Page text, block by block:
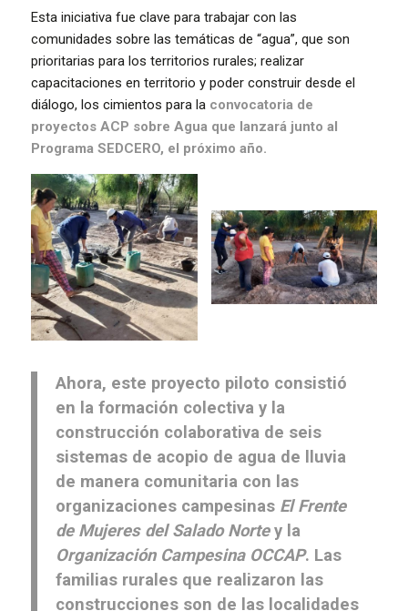
Esta iniciativa fue clave para trabajar con las
comunidades sobre las temáticas de “agua”, que son
prioritarias para los territorios rurales; realizar
capacitaciones en territorio y poder construir desde el
diálogo, los cimientos para la convocatoria de
proyectos ACP sobre Agua que lanzará junto al
Programa SEDCERO, el próximo año.
Ahora, este proyecto piloto consistió
en la formación colectiva y la
construcción colaborativa de seis
sistemas de acopio de agua de lluvia
de manera comunitaria con las
organizaciones campesinas El Frente
de Mujeres del Salado Nortey la
Organización Campesina OCCAP. Las
familias rurales que realizaron las
construcciones son de las localidades